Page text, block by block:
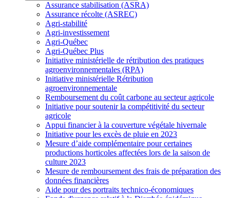
Assurance stabilisation (ASRA)
Assurance récolte (ASREC)
Agri-stabilité
Agri-investissement
Agri-Québec
Agri-Québec Plus
Initiative ministérielle de rétribution des pratiques
agroenvironnementales (RPA)
Initiative ministérielle Rétribution
agroenvironnementale
Remboursement du coût carbone au secteur agricole
Initiative pour soutenir la compétitivité du secteur
agricole
Appui financier à la couverture végétale hivernale
Initiative pour les excès de pluie en 2023
Mesure d’aide complémentaire pour certaines
productions horticoles affectées lors de la saison de
culture 2023
Mesure de remboursement des frais de préparation des
données financières
Aide pour des portraits technico-économiques